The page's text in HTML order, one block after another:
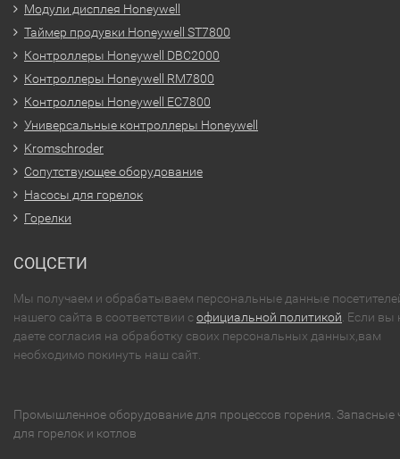
Модули дисплея Honeywell
Таймер продувки Honeywell ST7800
Контроллеры Honeywell DBC2000
Контроллеры Honeywell RM7800
Контроллеры Honeywell EC7800
Универсальные контроллеры Honeywell
Kromschroder
Сопутствующее оборудование
Насосы для горелок
Горелки
СОЦСЕТИ
Мы получаем и обрабатываем персональные данные
нашего сайта в соответствии софициальной политикой . Если вы
даете согласия на обработку своих персональных данных,вам
необходимо покинуть наш сайт.
Промышленное оборудование для процессов горения. Запасные
для горелок и котлов